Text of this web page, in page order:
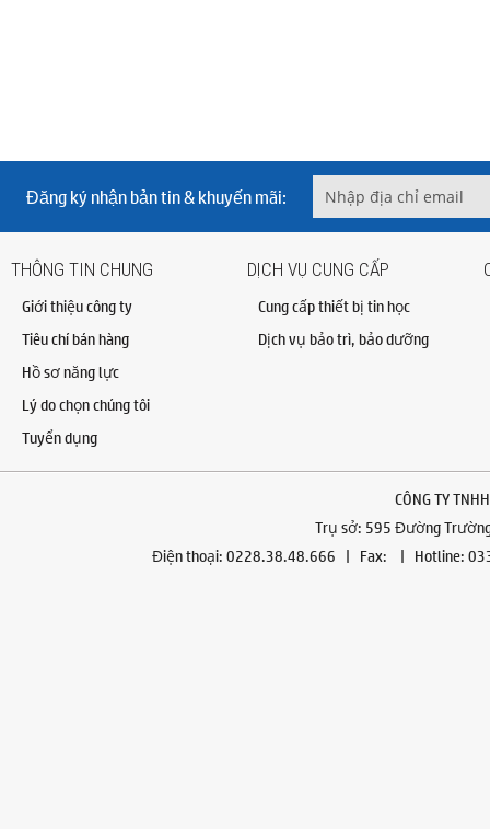
Đăng ký nhận bản tin & khuyến mãi:
THÔNG TIN CHUNG
Giới thiệu công ty
Tiêu chí bán hàng
Hồ sơ năng lực
Lý do chọn chúng tôi
Tuyển dụng
DỊCH VỤ CUNG CẤP
Cung cấp thiết bị tin học
Dịch vụ bảo trì, bảo dưỡng
CÔNG TY
Trụ sở: 595 Đường
Điện thoại: 0228.38.48.666 | Fax: | Hotline: